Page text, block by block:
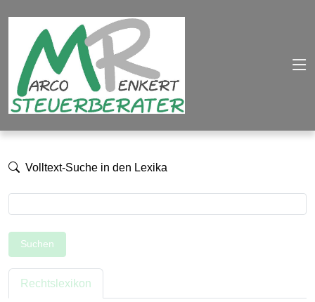
Volltext-Suche in den Lexika
Suchen
Rechtslexikon